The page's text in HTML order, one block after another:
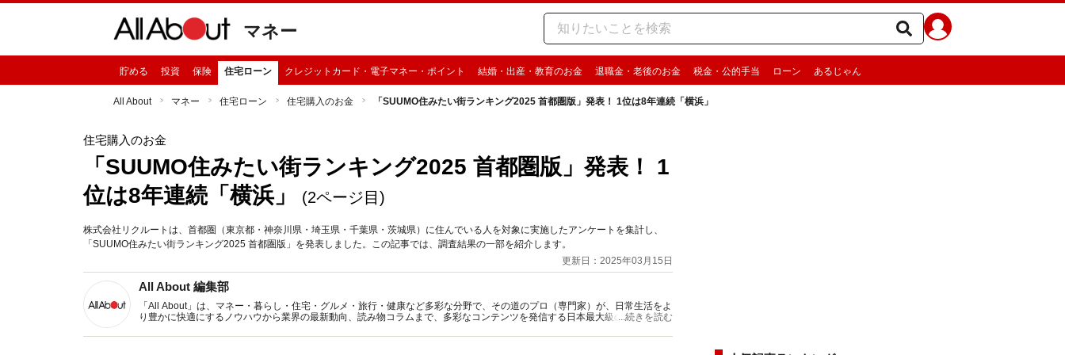
マネー
貯める 投資 保険 住宅ローン クレジットカード・電子マネー・ポイント 結婚・出産・教育のお金 退職金・老後のお金 税金・公的手当 ローン あるじゃん
All About マネー 住宅ローン 住宅購入のお金 「SUUMO住みたい街ランキング2025 首都圏版」発表！ 1位は8年連続「横浜」
住宅購入のお金
「SUUMO住みたい街ランキング2025 首都圏版」発表！ 1
位は8年連続「横浜」
(2ページ目)
株式会社リクルートは、首都圏（東京都・神奈川県・埼玉県・千葉県・茨城県）に住んでいる人を対象に実施したアンケートを集計し、
「SUUMO住みたい街ランキング2025 首都圏版」を発表しました。この記事では、調査結果の一部を紹介します。
更新日：2025年03月15日
All About 編集部
「All About」は、マネー・暮らし・住宅・グルメ・旅行・健康など多彩な分野で、その道のプロ（専門家）が、日常生活をよ
り豊かに快適にするノウハウから業界の最新動向、読み物コラムまで、多彩なコンテンツを発信する日本最大級の総合情報サ
...続きを読む